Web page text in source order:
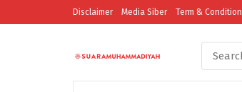
Disclaimer Media Siber Term & Condition